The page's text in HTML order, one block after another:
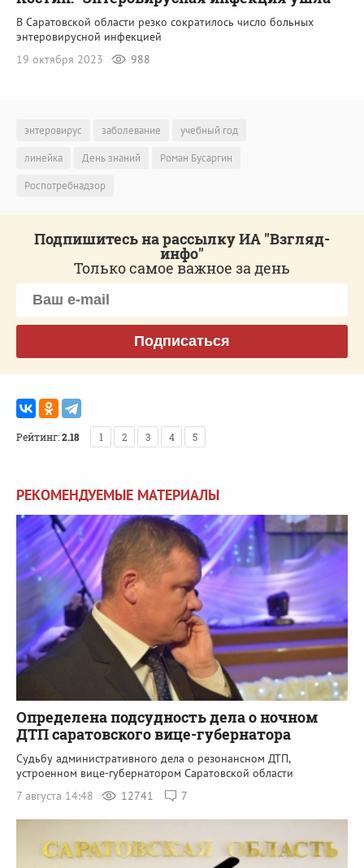
В Саратовской области резко сократилось число больных
энтеровирусной инфекцией
19 октября 2023
988
энтеровирус заболевание
учебный год
линейка
День знаний
Роман Бусаргин
Роспотребнадзор
Подпишитесь на рассылку ИА "Взгляд-
инфо"
Только самое важное за день
Подписаться
Рейтинг:2.18 1 2 3 4 5
РЕКОМЕНДУЕМЫЕ МАТЕРИАЛЫ
Определена подсудность дела о ночном
ДТП саратовского вице-губернатора
Судьбу административного дела о резонансном ДТП,
устроенном вице-губернатором Саратовской области
7 августа 14:48
12741 7